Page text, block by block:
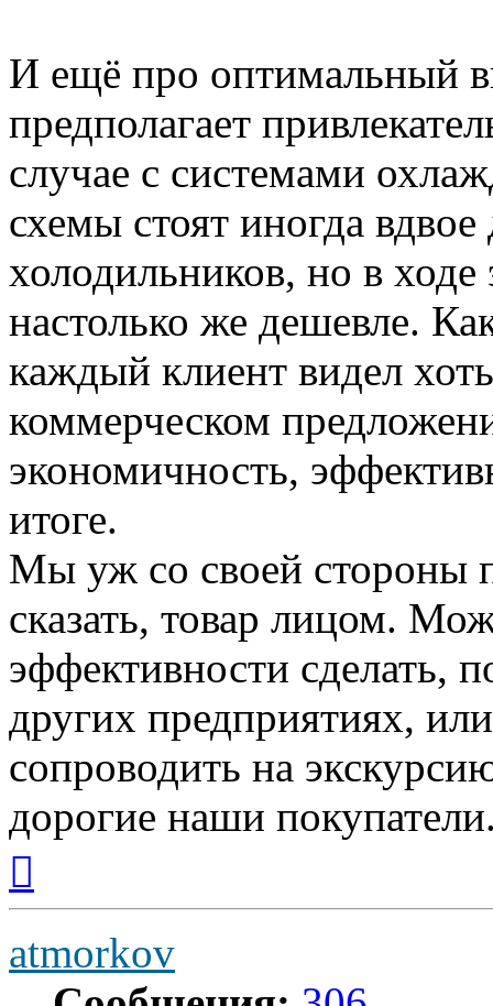
И ещё про оптимальный
предполагает
случае с системами
схемы стоят иногда
холодильников, но в ходе
настолько же дешевле.
каждый клиент видел
коммерческом
экономичность,
итоге.
Мы уж со своей стороны
сказать, товар лицом.
эффективности сделать,
других предприятиях,
сопроводить на
дорогие наши
началу
atmorkov